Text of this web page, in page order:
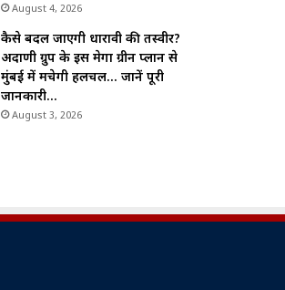
August 4, 2026
कैसे बदल जाएगी धारावी की तस्वीर?
अदाणी ग्रुप के इस मेगा ग्रीन प्लान से
मुंबई में मचेगी हलचल… जानें पूरी
जानकारी…
August 3, 2026